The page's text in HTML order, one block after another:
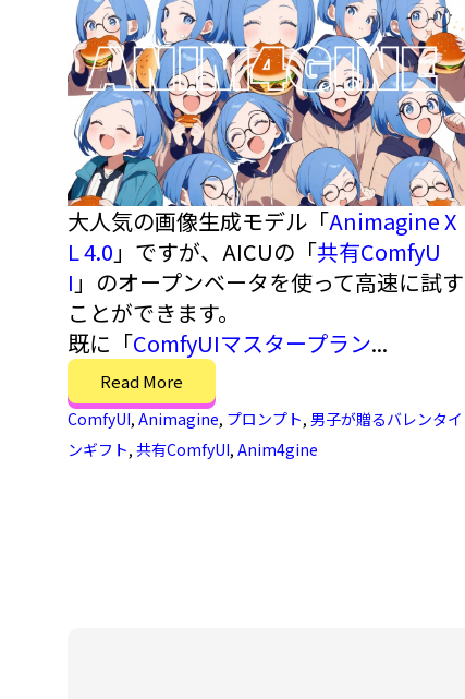
大人気の画像生成モデル「Animagine X
L 4.0 」ですが、AICUの「共有ComfyU
I 」のオープンベータを使って高速に試す
ことができます。
既に「ComfyUIマスタープラン...
Read More
ComfyUI, Animagine, プロンプト, 男子が贈るバレンタイ
ンギフト, 共有ComfyUI, Anim4gine